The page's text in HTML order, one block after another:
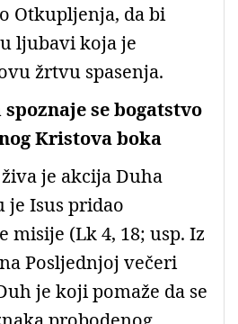
Otkupljenja, da bi
ljubavi koja je
žrtvu spasenja.
se bogatstvo
Kristova boka
je akcija Duha
je Isus pridao
misije (Lk 4, 18; usp. Iz
Posljednjoj večeri
je koji pomaže da se